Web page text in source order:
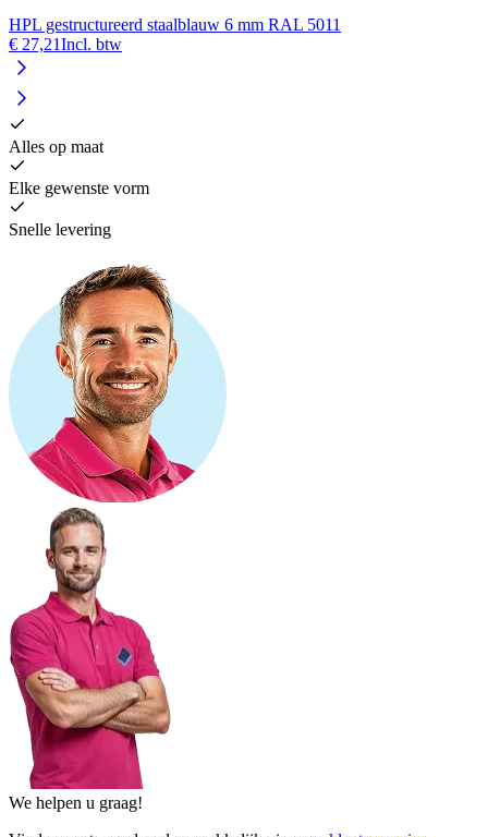
HPL gestructureerd staalblauw 6 mm RAL 5011
€ 27,21Incl. btw
Alles op maat
Elke gewenste vorm
Snelle levering
We helpen u graag!